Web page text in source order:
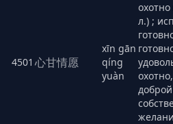
4501 心甘情愿
xīn gān
qíng
yuàn
л.) ;